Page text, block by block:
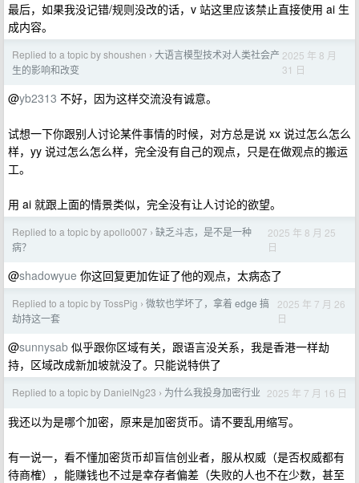
最后，如果我没记错/规则没改的话，v 站这里应该禁止直接使用 ai 生
成内容。
Replied to a topic by shoushen › 大语言模型技术对人类社会产
生的影响和改变
2025 年 8 月
31 日
@yb2313 不好，因为这样交流没有诚意。
试想一下你跟别人讨论某件事情的时候，对方总是说 xx 说过怎么怎么
样，yy 说过怎么怎么样，完全没有自己的观点，只是在做观点的搬运
工。
用 ai 就跟上面的情景类似，完全没有让人讨论的欲望。
Replied to a topic by apollo007 › 缺乏斗志，是不是一种
病？
2025 年 8 月 25
日
@shadowyue 你这回复更加佐证了他的观点，太病态了
Replied to a topic by TossPig › 微软也学坏了，拿着 edge 搞
劫持这一套
2025 年 7 月 26
日
@sunnysab 似乎跟你区域有关，跟语言没关系，我是香港一样劫
持，区域改成新加坡就没了。只能说特供了
Replied to a topic by DanielNg23 › 为什么我投身加密行业 2025 年 7 月 16 日
我还以为是哪个加密，原来是加密货币。请不要乱用缩写。
有一说一，看不懂加密货币却盲信创业者，服从权威（是否权威都有
待商榷），能赚钱也不过是幸存者偏差（失败的人也不在少数，甚至